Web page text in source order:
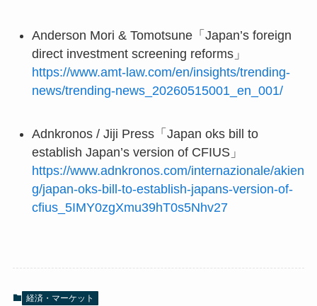
Anderson Mori & Tomotsune「Japan’s foreign
direct investment screening reforms」
https://www.amt-law.com/en/insights/trending-
news/trending-news_20260515001_en_001/
Adnkronos / Jiji Press「Japan oks bill to
establish Japan’s version of CFIUS」
https://www.adnkronos.com/internazionale/akien
g/japan-oks-bill-to-establish-japans-version-of-
cfius_5IMY0zgXmu39hT0s5Nhv27
経済・マーケット